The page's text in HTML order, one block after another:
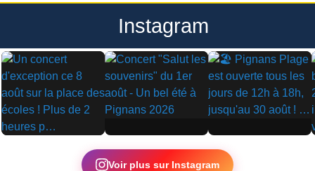
Instagram
▶
▶ ▶
Voir plus sur Instagram